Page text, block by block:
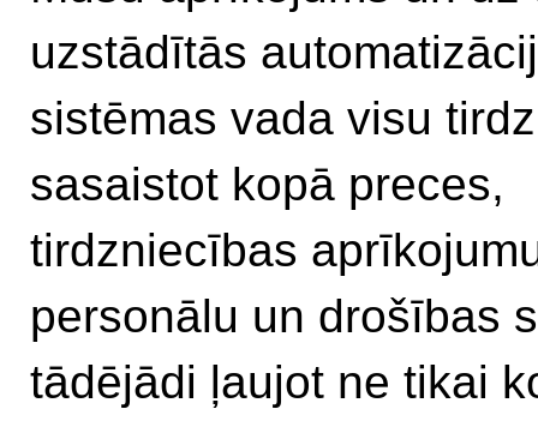
uzstādītās
sistēmas vada visu
sasaistot kopā preces,
tirdzniecības
personālu un drošības
tādējādi ļaujot ne tikai